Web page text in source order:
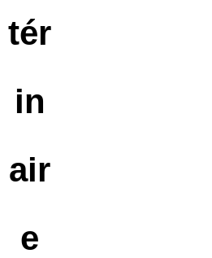
tér
in
air
e